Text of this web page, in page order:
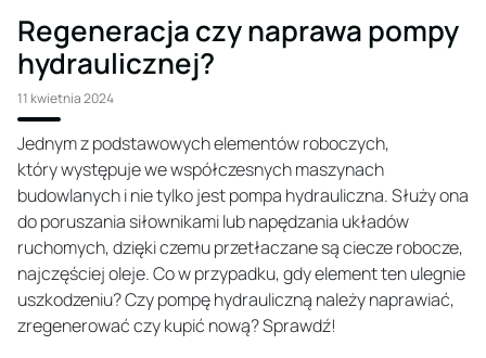
Regeneracja czy naprawa pompy
hydraulicznej?
11 kwietnia 2024
Jednym z podstawowych elementów roboczych,
który występuje we współczesnych maszynach
budowlanych i nie tylko jest pompa hydrauliczna. Służy ona
do poruszania siłownikami lub napędzania układów
ruchomych, dzięki czemu przetłaczane są ciecze robocze,
najczęściej oleje. Co w przypadku, gdy element ten ulegnie
uszkodzeniu? Czy pompę hydrauliczną należy naprawiać,
zregenerować czy kupić nową? Sprawdź!